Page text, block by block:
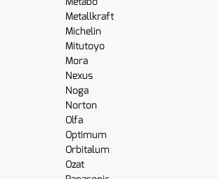
Metallkraft
Michelin
Mitutoyo
Mora
Nexus
Noga
Norton
Olfa
Optimum
Orbitalum
Ozat